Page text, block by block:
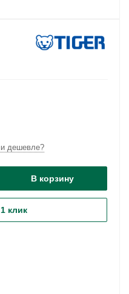
дешевле?
В корзину
клик